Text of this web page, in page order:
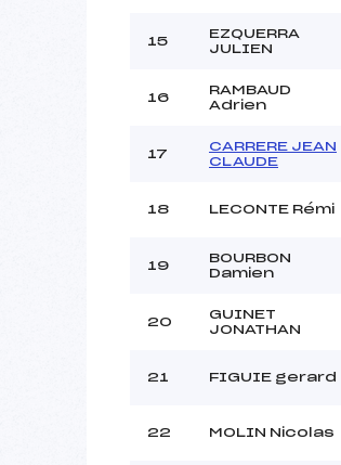
15
EZQUERRA
JULIEN
16
RAMBAUD
Adrien
17
CARRERE JEAN
CLAUDE
18 LECONTE Rémi
19
BOURBON
Damien
20
GUINET
JONATHAN
21 FIGUIE gerard
22 MOLIN Nicolas